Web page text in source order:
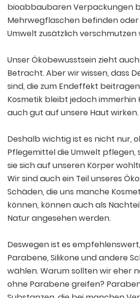
bioabbaubaren Verpackungen
Mehrwegflaschen befinden oder
Umwelt zusätzlich verschmutzen
Unser Ökobewusstsein zieht
Betracht. Aber wir wissen, dass
sind, die zum Endeffekt
Kosmetik bleibt jedoch immerhin
auch gut auf unsere Haut wirken.
Deshalb wichtig ist es nicht nur,
Pflegemittel die Umwelt pflegen,
sie sich auf unseren Körper
Wir sind auch ein Teil unseres
Schäden, die uns manche
können, können auch als
Natur angesehen werden.
Deswegen ist es
Parabene, Silikone und andere
wählen. Warum sollten wir eher
ohne Parabene greifen?